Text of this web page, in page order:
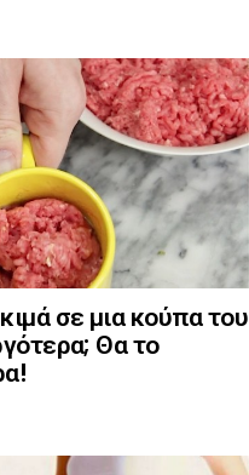
σε μια κούπα του
Θα το